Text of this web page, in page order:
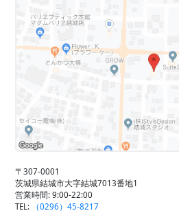
〒307-0001
茨城県結城市大字結城7013番地1
営業時間: 9:00-22:00
TEL:
（0296）45-8217